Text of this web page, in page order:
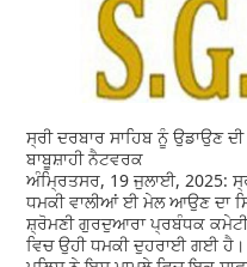
ਸ੍ਰੀ ਦਰਬਾਰ ਸਾਹਿਬ ਨੂੰ ਉਡਾਉਣ
ਬਾਬੂਸ਼ਾਹੀ ਨੈਟਵਰਕ
ਅੰਮ੍ਰਿਤਸਰ, 19 ਜੁਲਾਈ, 2025:
ਧਮਕੀ ਵਾਲੀਆਂ ਈ ਮੇਲ ਆਉਣ ਦਾ
ਸ਼੍ਰੋਮਣੀ ਗੁਰਦੁਆਰਾ ਪ੍ਰਬੰਧਕ
ਵਿਚ ਉਹੀ ਧਮਕੀ ਦੁਹਰਾਈ ਗਈ ਹੈ।